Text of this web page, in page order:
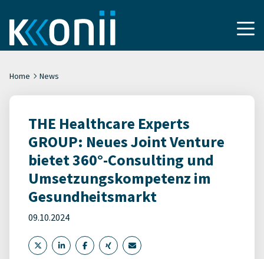
Home News
THE Healthcare Experts
GROUP: Neues Joint Venture
bietet 360°-Consulting und
Umsetzungskompetenz im
Gesundheitsmarkt
09.10.2024